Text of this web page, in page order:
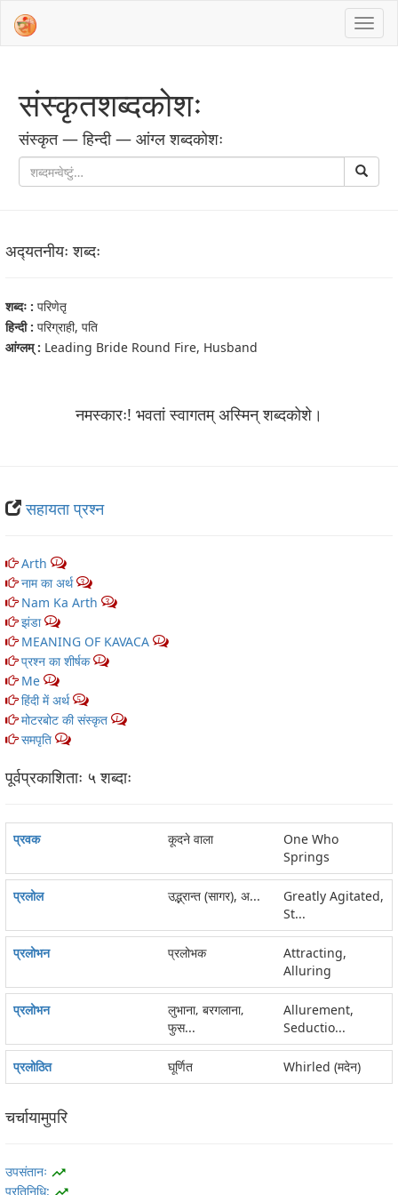
संस्‍कृतशब्‍दकोशः
संस्‍कृत — हिन्दी — आंग्ल शब्‍दकोशः
अद्‍यतनीयः शब्‍दः
शब्‍दः : परिणेतृ
हिन्दी : परिग्राही, पति
आंग्‍लम् : Leading Bride Round Fire, Husband
नमस्कारः! भवतां स्वागतम् अस्मिन् शब्‍दकोशे।
सहायता प्रश्न
Arth 1
नाम का अर्थ 3
Nam Ka Arth 3
झंडा 1
MEANING OF KAVACA 1
प्रश्न का शीर्षक 1
Me 1
हिंदी में अर्थ 5
मोटरबोट की संस्कृत 1
समपृति 1
पूर्वप्रकाशिताः ५ शब्‍दाः
प्रवक कूदने वाला
One Who
Springs
प्रलोल उद्भ्रान्त (सागर), अ...
Greatly Agitated,
St...
प्रलोभन प्रलोभक
Attracting,
Alluring
प्रलोभन
लुभाना‚ बरगलाना‚
फुस...
Allurement,
Seductio...
प्रलोठित घूर्णित Whirled (मदेन)
चर्चायामुपरि
उपसंतानः trending_up
प्रतिनिधि: